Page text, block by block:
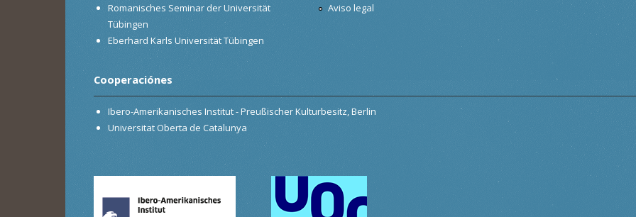
Romanisches Seminar der Universität
Tübingen
Eberhard Karls Universität Tübingen
Aviso legal
Cooperaciónes
Ibero-Amerikanisches Institut - Preußischer Kulturbesitz, Berlin
Universitat Oberta de Catalunya